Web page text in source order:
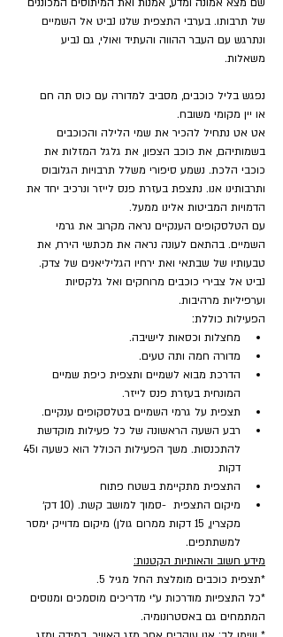
של תרבותו. בערבי התצפית שלנו נביט אל השמיים
ונתרגש עם העבר ההווה והעתיד ואולי, גם נביע
משאלות.
נפגש בליל כוכבים, מסביב למדורה עם כוס תה חם
או יין מקומי משובח.
אט אט נתחיל להכיר את שמי הלילה והכוכבים
בשמותיהם, את כוכב הצפון, את גלגל המזלות את
כוכבי הלכת. נשמע סיפורי משלל תרבויות הגלובוס
ותרבותינו אנו. נתצפת בעזרת פנס לייזר ונרכיב יחד את
הדמויות המביטות אלינו ממעל.
עם הטלסקופים הענקיים נראה מקרוב את גרמי
השמיים. בהתאם לעונה נראה את מכתשי הירח, את
טבעותיו של שבתאי ואת ירחיו הגליליאנים של צדק.
נביט אל צבירי כוכבים מרוחקים ואל גלקסיות
וערפיליות מרהיבות.
הפעילות כוללת:
מחצלות וכסאות לישיבה.
מדורה חמה ותה טעים.
הדרכת מבוא לשמיים ותצפית כיפת שמיים
המונחית בעזרת פנס לייזר.
תצפית על גרמי השמיים בטלסקופים ענקיים.
רבע השעה הראשונה של כל פעילות מוקדשת
דקות
התצפית מתקיימת בשטח פתוח
מיקום התצפית  -סמוך למושב קשת. (10 דק׳
מקצרין, 15 דקות ממרום גולן) מיקום מדוייק ימסר
למשתתפים.
מידע חשוב והאותיות הקטנות:
*תצפית כוכבים מומלצת החל מגיל 5.
*כל התצפיות מודרכות ע״י מדריכים מוסמכים ומנוסים
המתמחים גם באסטרונומיה.